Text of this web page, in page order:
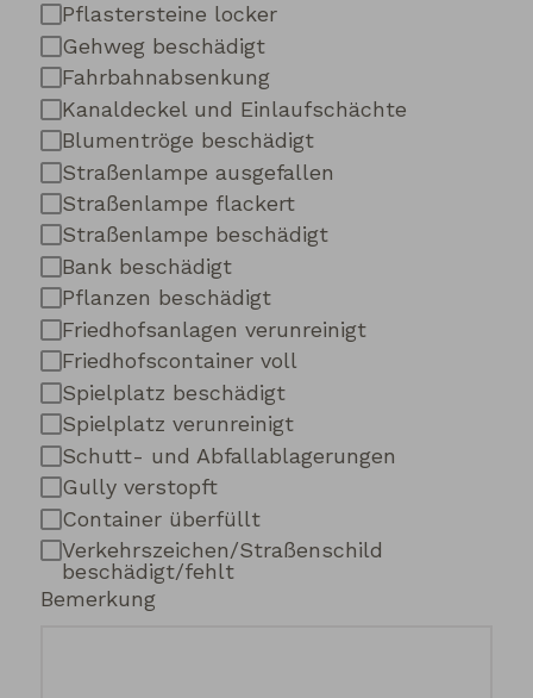
Pflastersteine locker
Gehweg beschädigt
Fahrbahnabsenkung
Kanaldeckel und Einlaufschächte
Blumentröge beschädigt
Straßenlampe ausgefallen
Straßenlampe flackert
Straßenlampe beschädigt
Bank beschädigt
Pflanzen beschädigt
Friedhofsanlagen verunreinigt
Friedhofscontainer voll
Spielplatz beschädigt
Spielplatz verunreinigt
Schutt- und Abfallablagerungen
Gully verstopft
Container überfüllt
Verkehrszeichen/Straßenschild
beschädigt/fehlt
Bemerkung